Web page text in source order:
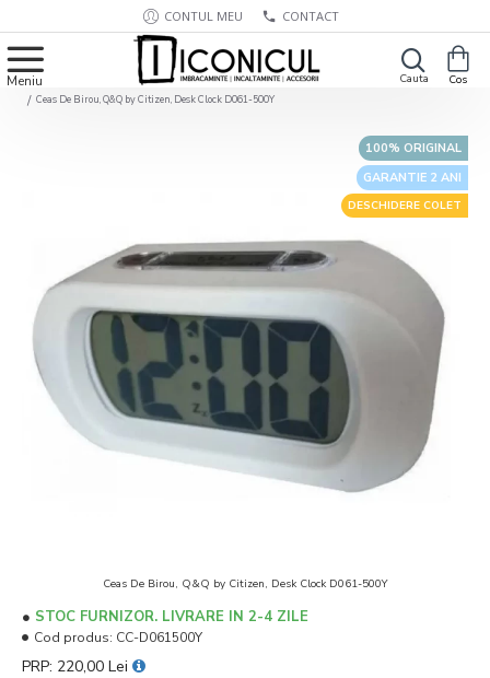
CONTUL MEU CONTACT
Ceas De Birou, Q&Q by Citizen, Desk Clock D061-500Y
GARANTIE 2 ANI
100% ORIGINAL
DESCHIDERE COLET
Ceas De Birou, Q&Q by Citizen, Desk Clock D061-500Y
PRP: 220,00 Lei
STOC FURNIZOR. LIVRARE IN 2-4 ZILE
Cod produs: CC-D061500Y